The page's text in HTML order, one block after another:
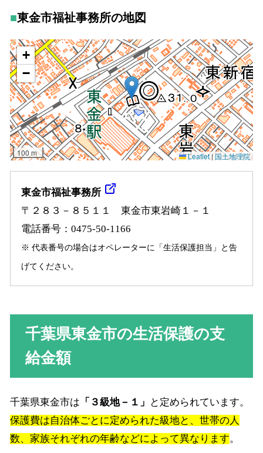
東金市福祉事務所の地図
東金市福祉事務所
〒２８３－８５１１ 東金市東岩崎１－１
電話番号：0475-50-1166
※ 代表番号の場合はオペレーターに「生活保護担当」と告
げてください。
千葉県東金市の生活保護の支
給金額
千葉県東金市は 「３級地－１」
と定められています。
保護費は自治体ごとに定められた級地と、世帯の人
数、家族それぞれの年齢などによって異なります。